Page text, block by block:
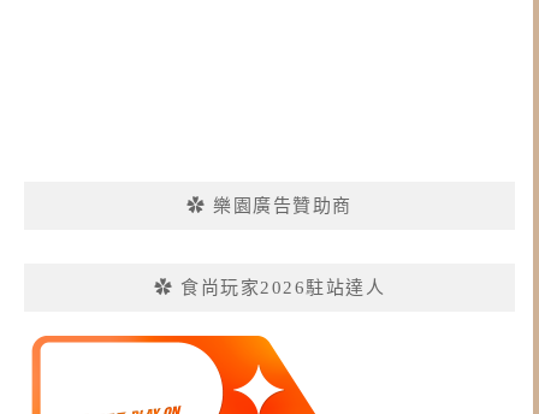
✿ 樂園廣告贊助商
✿ 食尚玩家2026駐站達人